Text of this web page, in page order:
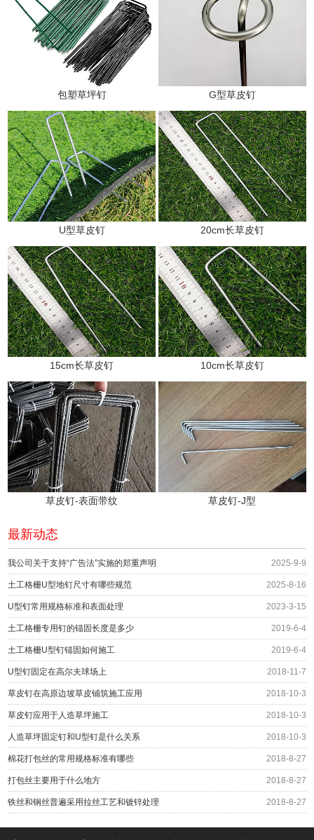
包塑草坪钉 G型草皮钉
U型草皮钉 20cm长草皮钉
15cm长草皮钉 10cm长草皮钉
草皮钉-表面带纹 草皮钉-J型
最新动态
我公司关于支持“广告法”实施的郑重声明 2025-9-9
土工格栅U型地钉尺寸有哪些规范 2025-8-16
U型钉常用规格标准和表面处理 2023-3-15
土工格栅专用钉的锚固长度是多少 2019-6-4
土工格栅U型钉锚固如何施工 2019-6-4
U型钉固定在高尔夫球场上 2018-11-7
草皮钉在高原边坡草皮铺筑施工应用 2018-10-3
草皮钉应用于人造草坪施工 2018-10-3
人造草坪固定钉和U型钉是什么关系 2018-10-3
棉花打包丝的常用规格标准有哪些 2018-8-27
打包丝主要用于什么地方 2018-8-27
铁丝和钢丝普遍采用拉丝工艺和镀锌处理 2018-8-27